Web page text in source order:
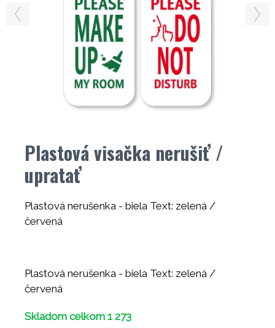
Plastová visačka nerušiť /
upratať
Plastová nerušenka - biela Text: zelená /
červená
Plastová nerušenka - biela Text: zelená /
červená
Skladom celkom 1 273